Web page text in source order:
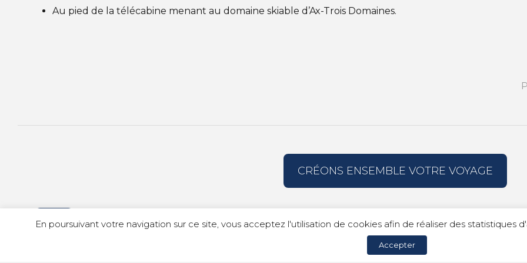
Au pied de la télécabine menant au domaine skiable d’Ax-Trois Domaines.
CRÉONS ENSEMBLE VOTRE VOYAGE
SKI RÉSIDENCE MER ET GOLF PIC DU MIDI - PYRÉNÉES
ANDORRE - TOURMALET - BARÈGES - LA MONGIE
SKI RÉSIDENCE LE PÉDROU - PYRÉNÉES
Mentions légales |Politique de confidentialité
En poursuivant votre navigation sur ce site, vous acceptez l'utilisation de cookies afin de réaliser des statistiques
Accepter